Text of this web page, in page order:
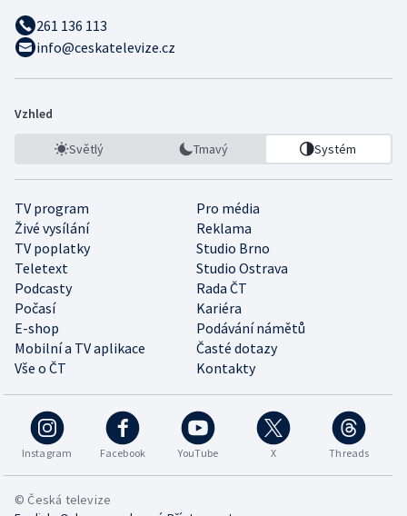
261 136 113
info@ceskatelevize.cz
Vzhled
Světlý Tmavý Systém
TV program
Pro média
Živé vysílání
Reklama
TV poplatky
Studio Brno
Teletext
Studio Ostrava
Podcasty
Rada ČT
Počasí
Kariéra
E-shop
Podávání námětů
Mobilní a TV aplikace
Časté dotazy
Vše o ČT
Kontakty
Instagram Facebook YouTube X Threads
© Česká televize